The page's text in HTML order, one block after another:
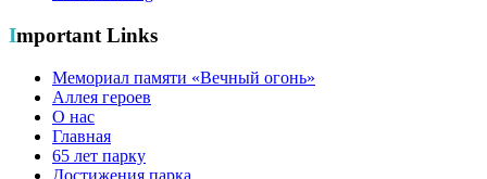
Important Links
Мемориал памяти «Вечный огонь»
Аллея героев
О нас
Главная
65 лет парку
Достижения парка